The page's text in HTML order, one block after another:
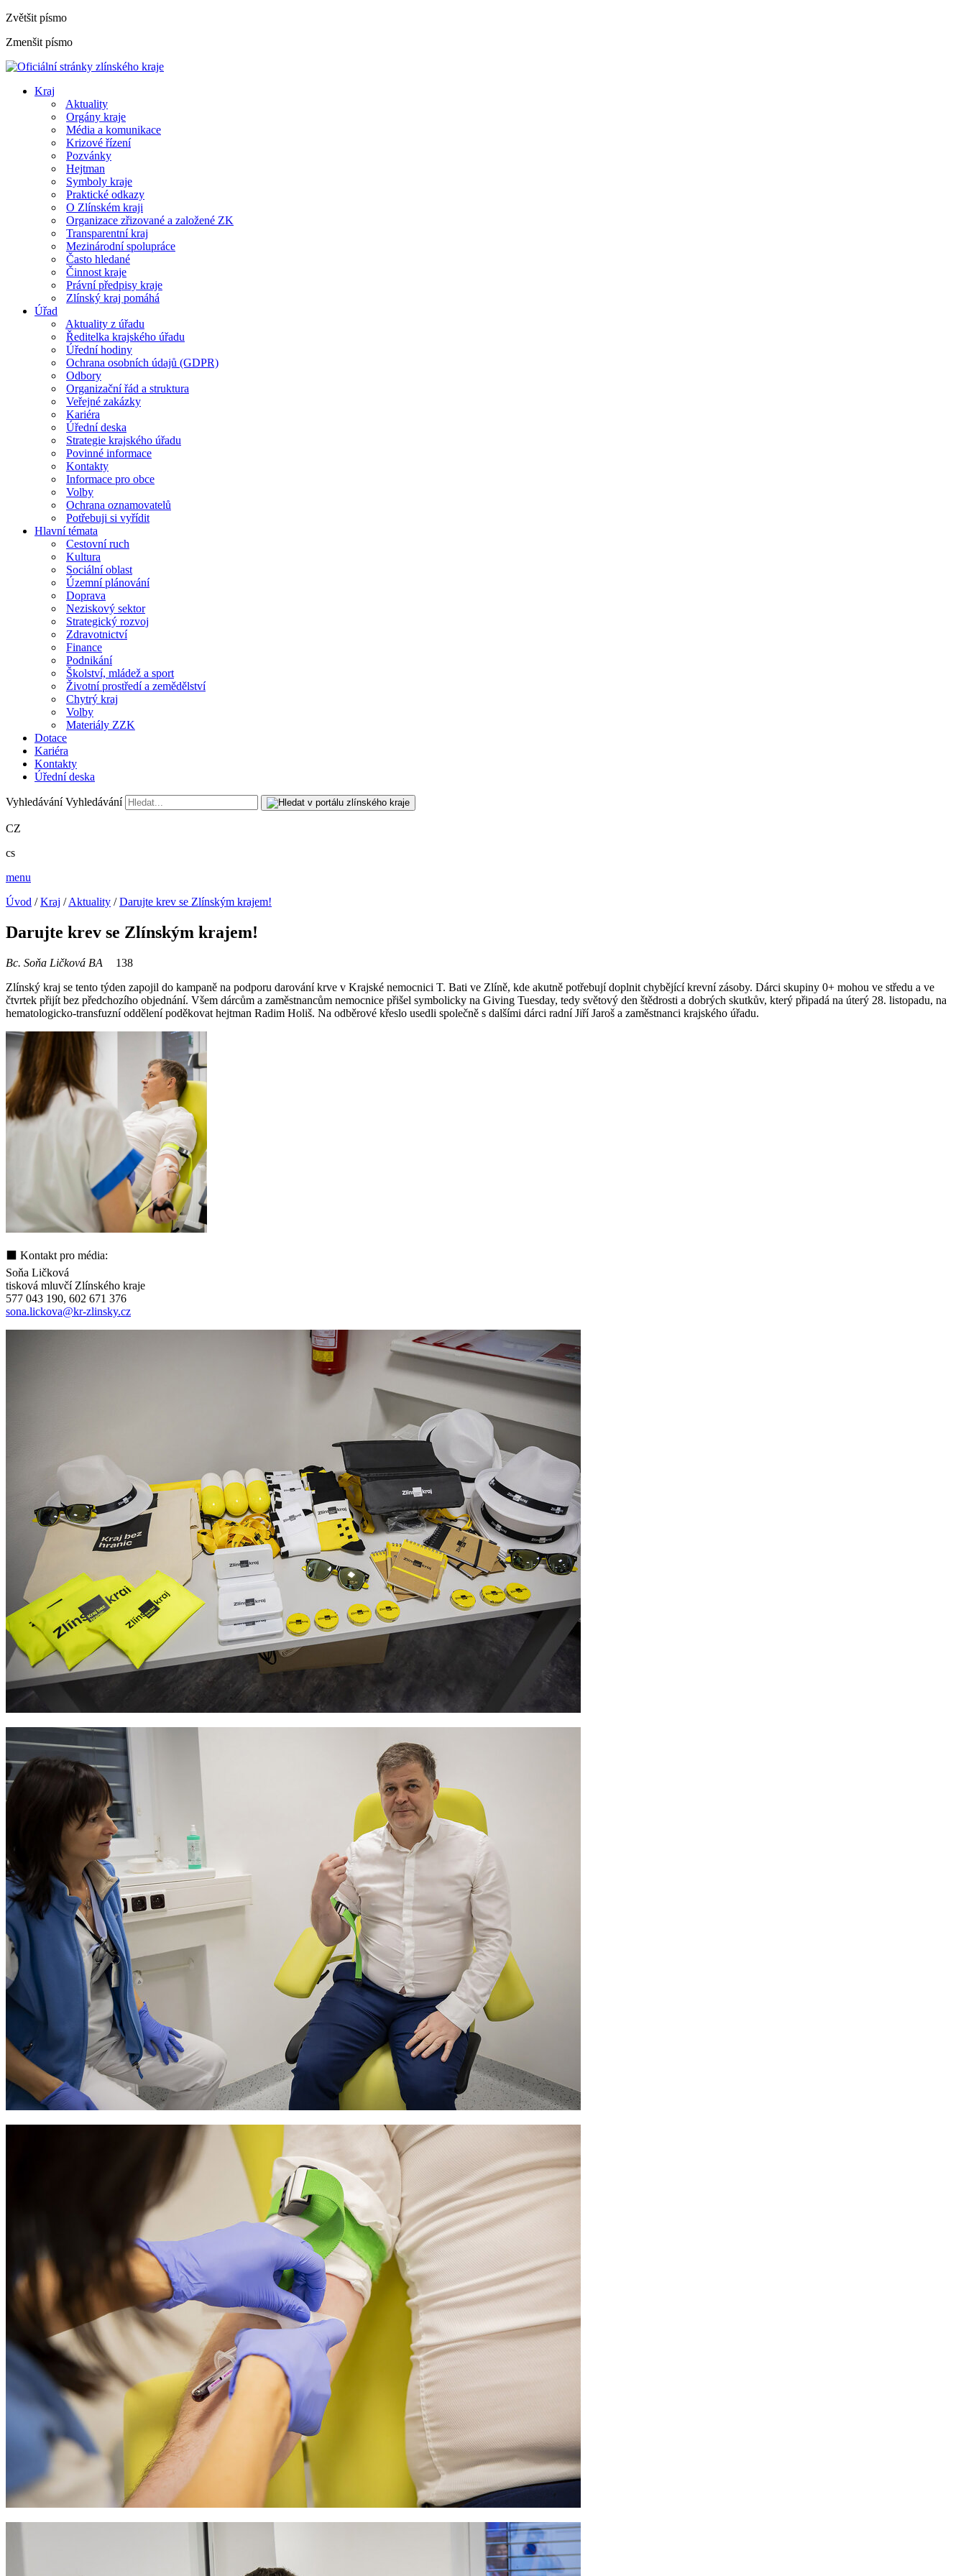
Zvětšit písmo
Zmenšit písmo
Kraj
Aktuality
Orgány kraje
Média a komunikace
Krizové řízení
Pozvánky
Hejtman
Symboly kraje
Praktické odkazy
O Zlínském kraji
Organizace zřizované a založené ZK
Transparentní kraj
Mezinárodní spolupráce
Často hledané
Činnost kraje
Právní předpisy kraje
Zlínský kraj pomáhá
Úřad
Aktuality z úřadu
Ředitelka krajského úřadu
Úřední hodiny
Ochrana osobních údajů (GDPR)
Odbory
Organizační řád a struktura
Veřejné zakázky
Kariéra
Úřední deska
Strategie krajského úřadu
Povinné informace
Kontakty
Informace pro obce
Volby
Ochrana oznamovatelů
Potřebuji si vyřídit
Hlavní témata
Cestovní ruch
Kultura
Sociální oblast
Územní plánování
Doprava
Neziskový sektor
Strategický rozvoj
Zdravotnictví
Finance
Podnikání
Školství, mládež a sport
Životní prostředí a zemědělství
Chytrý kraj
Volby
Materiály ZZK
Dotace
Kariéra
Kontakty
Úřední deska
Vyhledávání Vyhledávání
CZ
cs
menu
Úvod /Kraj /Aktuality /Darujte krev se Zlínským krajem!
Darujte krev se Zlínským krajem!
Bc. Soňa Ličková BA
138
Zlínský kraj se tento týden zapojil do kampaně na podporu darování krve v Krajské nemocnici T. Bati ve Zlíně, kde akutně potřebují doplnit chybějící krevní zásoby. Dárci skupiny 0+ mohou ve středu a ve
čtvrtek přijít bez předchozího objednání. Všem dárcům a zaměstnancům nemocnice přišel symbolicky na Giving Tuesday, tedy světový den štědrosti a dobrých skutkův, který připadá na úterý 28. listopadu, na
hematologicko-transfuzní oddělení poděkovat hejtman Radim Holiš. Na odběrové křeslo usedli společně s dalšími dárci radní Jiří Jaroš a zaměstnanci krajského úřadu.
⬛ Kontakt pro média:
Soňa Ličková
tisková mluvčí Zlínského kraje
577 043 190, 602 671 376
sona.lickova@kr-zlinsky.cz